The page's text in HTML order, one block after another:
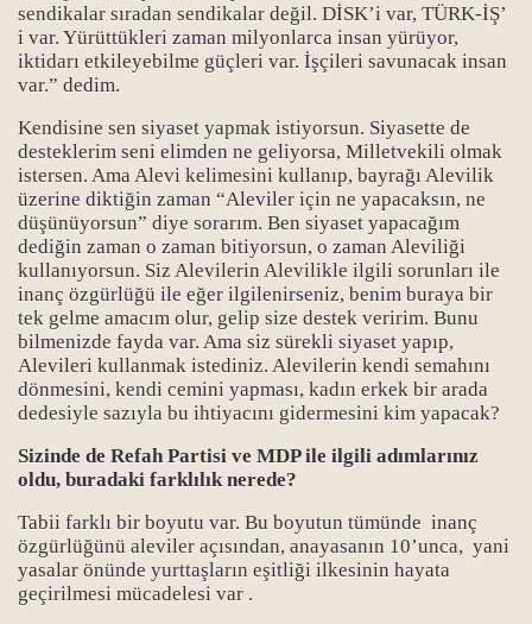
sendikalar sıradan sendikalar değil. DİSK’i var, TÜRK-İŞ’
i var. Yürüttükleri zaman milyonlarca insan yürüyor,
iktidarı etkileyebilme güçleri var. İşçileri savunacak insan
var.” dedim.
Kendisine sen siyaset yapmak istiyorsun. Siyasette de
desteklerim seni elimden ne geliyorsa, Milletvekili olmak
istersen. Ama Alevi kelimesini kullanıp, bayrağı Alevilik
üzerine diktiğin zaman “Aleviler için ne yapacaksın, ne
düşünüyorsun” diye sorarım. Ben siyaset yapacağım
dediğin zaman o zaman bitiyorsun, o zaman Aleviliği
kullanıyorsun. Siz Alevilerin Alevilikle ilgili sorunları ile
inanç özgürlüğü ile eğer ilgilenirseniz, benim buraya bir
tek gelme amacım olur, gelip size destek veririm. Bunu
bilmenizde fayda var. Ama siz sürekli siyaset yapıp,
Alevileri kullanmak istediniz. Alevilerin kendi semahını
dönmesini, kendi cemini yapması, kadın erkek bir arada
dedesiyle sazıyla bu ihtiyacını gidermesini kim yapacak?
Sizinde de Refah Partisi ve MDP ile ilgili adımlarınız
oldu, buradaki farklılık nerede?
Tabii farklı bir boyutu var. Bu boyutun tümünde inanç
özgürlüğünü aleviler açısından, anayasanın 10’unca, yani
yasalar önünde yurttaşların eşitliği ilkesinin hayata
geçirilmesi mücadelesi var .